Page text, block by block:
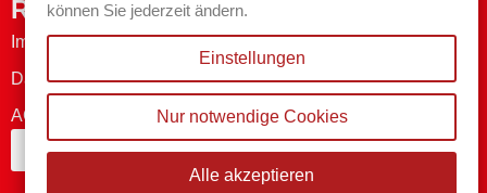
Rechtliches
Impressum
Datenschutzerklärung
AGB
Bestellung widerrufen
können Sie jederzeit ändern.
Einstellungen
Nur notwendige Cookies
Alle akzeptieren